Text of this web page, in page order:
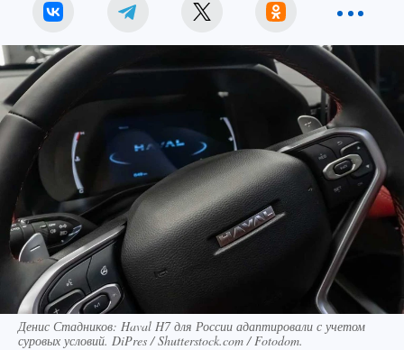
Денис Стадников: Haval H7 для России адаптировали с учетом
суровых условий. DiPres / Shutterstock.com / Fotodom.